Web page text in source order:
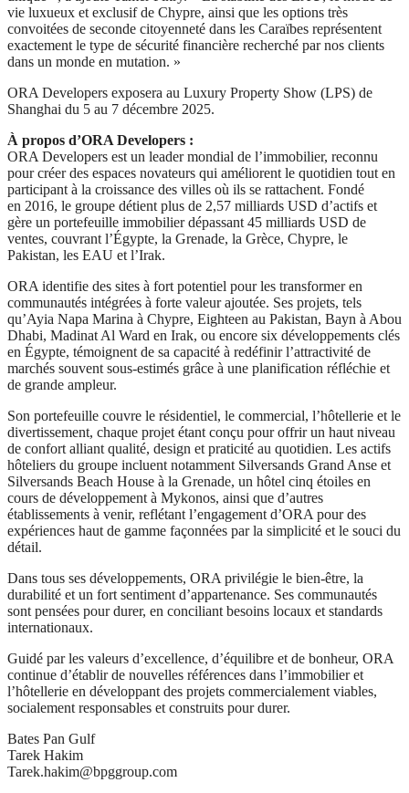
vie luxueux et exclusif de Chypre, ainsi que les options très
convoitées de seconde citoyenneté dans les Caraïbes représentent
exactement le type de sécurité financière recherché par nos clients
dans un monde en mutation. »
ORA Developers exposera au Luxury Property Show (LPS) de
Shanghai du 5 au 7 décembre 2025.
À propos d’ORA Developers :
ORA Developers est un leader mondial de l’immobilier, reconnu
pour créer des espaces novateurs qui améliorent le quotidien tout en
participant à la croissance des villes où ils se rattachent. Fondé
en 2016, le groupe détient plus de 2,57 milliards USD d’actifs et
gère un portefeuille immobilier dépassant 45 milliards USD de
ventes, couvrant l’Égypte, la Grenade, la Grèce, Chypre, le
Pakistan, les EAU et l’Irak.
ORA identifie des sites à fort potentiel pour les transformer en
communautés intégrées à forte valeur ajoutée. Ses projets, tels
qu’Ayia Napa Marina à Chypre, Eighteen au Pakistan, Bayn à Abou
Dhabi, Madinat Al Ward en Irak, ou encore six développements clés
en Égypte, témoignent de sa capacité à redéfinir l’attractivité de
marchés souvent sous-estimés grâce à une planification réfléchie et
de grande ampleur.
Son portefeuille couvre le résidentiel, le commercial, l’hôtellerie et le
divertissement, chaque projet étant conçu pour offrir un haut niveau
de confort alliant qualité, design et praticité au quotidien. Les actifs
hôteliers du groupe incluent notamment Silversands Grand Anse et
Silversands Beach House à la Grenade, un hôtel cinq étoiles en
cours de développement à Mykonos, ainsi que d’autres
établissements à venir, reflétant l’engagement d’ORA pour des
expériences haut de gamme façonnées par la simplicité et le souci du
détail.
Dans tous ses développements, ORA privilégie le bien-être, la
durabilité et un fort sentiment d’appartenance. Ses communautés
sont pensées pour durer, en conciliant besoins locaux et standards
internationaux.
Guidé par les valeurs d’excellence, d’équilibre et de bonheur, ORA
continue d’établir de nouvelles références dans l’immobilier et
l’hôtellerie en développant des projets commercialement viables,
socialement responsables et construits pour durer.
Bates Pan Gulf
Tarek Hakim
Tarek.hakim@bpggroup.com